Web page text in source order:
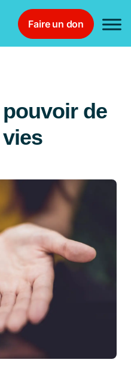
Faire un don
de